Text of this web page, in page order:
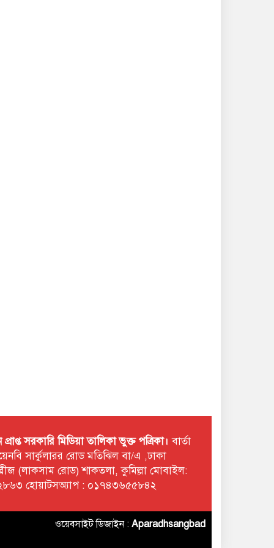
সরকারি মিডিয়া তালিকা ভুক্ত পত্রিকা। বার্তা
সার্কুলারর রোড মতিঝিল বা/এ ,ঢাকা
(লাকসাম রোড) শাকতলা, কুমিল্লা মোবাইল:
হোয়াটসঅ্যাপ : ০১৭৪৩৬৫৫৮৪২
ওয়েবসাইট ডিজাইন : Aparadhsangbad